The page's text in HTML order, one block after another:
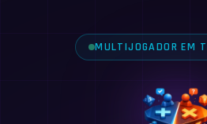
MULTIJOGADOR EM